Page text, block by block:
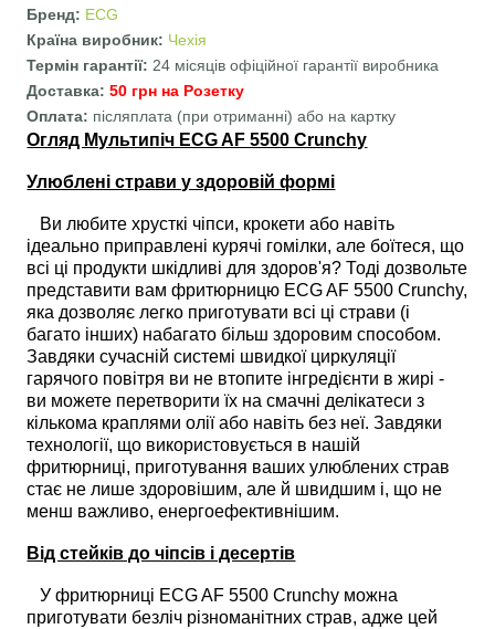
Бренд: ECG
Країна виробник: Чехія
Термін гарантії:24 місяців офіційної гарантії виробника
Доставка:50 грн на Розетку
Оплата: післяплата (при отриманні) або на картку
Огляд Мультипіч ECG AF 5500 Crunchy
Улюблені страви у здоровій формі
Ви любите хрусткі чіпси, крокети або навіть
ідеально приправлені курячі гомілки, але боїтеся, що
всі ці продукти шкідливі для здоров'я? Тоді дозвольте
представити вам фритюрницю ECG AF 5500 Crunchy,
яка дозволяє легко приготувати всі ці страви (і
багато інших) набагато більш здоровим способом.
Завдяки сучасній системі швидкої циркуляції
гарячого повітря ви не втопите інгредієнти в жирі -
ви можете перетворити їх на смачні делікатеси з
кількома краплями олії або навіть без неї. Завдяки
технології, що використовується в нашій
фритюрниці, приготування ваших улюблених страв
стає не лише здоровішим, але й швидшим і, що не
менш важливо, енергоефективнішим.
Від стейків до чіпсів і десертів
У фритюрниці ECG AF 5500 Crunchy можна
приготувати безліч різноманітних страв, адже цей